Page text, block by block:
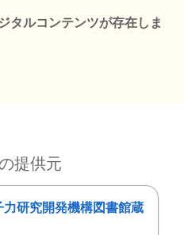
タルコンテンツが存在しま
提供元
力研究開発機構図書館蔵